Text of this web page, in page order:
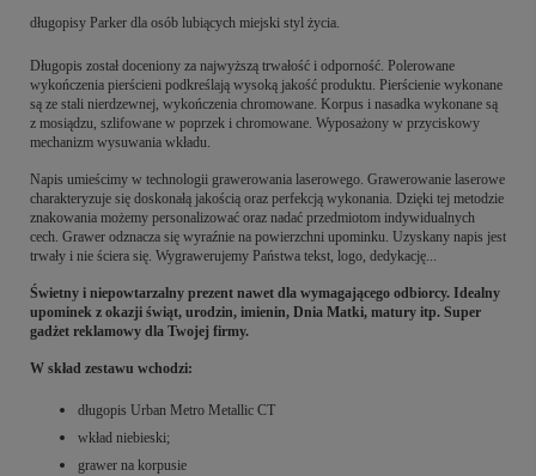
długopisy Parker dla osób lubiących miejski styl życia.
Długopis został doceniony za najwyższą trwałość i odporność. Polerowane
wykończenia pierścieni podkreślają wysoką jakość produktu. Pierścienie wykonane
są ze stali nierdzewnej, wykończenia chromowane. Korpus i nasadka wykonane są
z mosiądzu, szlifowane w poprzek i chromowane. Wyposażony w przyciskowy
mechanizm wysuwania wkładu.
Napis umieścimy w technologii grawerowania laserowego. Grawerowanie laserowe
charakteryzuje się doskonałą jakością oraz perfekcją wykonania. Dzięki tej metodzie
znakowania możemy personalizować oraz nadać przedmiotom indywidualnych
cech. Grawer odznacza się wyraźnie na powierzchni upominku. Uzyskany napis jest
trwały i nie ściera się. Wygrawerujemy Państwa tekst, logo, dedykację...
Świetny i niepowtarzalny prezent nawet dla wymagającego odbiorcy. Idealny
upominek z okazji świąt, urodzin, imienin, Dnia Matki, matury itp. Super
gadżet reklamowy dla Twojej firmy.
W skład zestawu wchodzi:
długopis Urban Metro Metallic CT
wkład niebieski;
grawer na korpusie